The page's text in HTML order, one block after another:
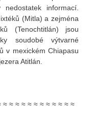
informací.
(Mitla) a zejména
(Tenochtitlán) jsou
soudobé výtvarné
v mexickém Chiapasu
Atitlán.
≈ ≈ ≈ ≈ ≈ ≈ ≈ ≈ ≈ ≈ ≈ ≈